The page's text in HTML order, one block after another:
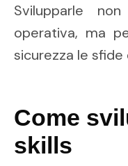
Svilupparle
operativa, ma
sicurezza le sfide
Come
skills